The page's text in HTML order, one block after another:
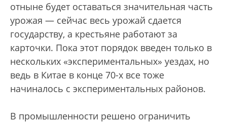
отныне будет оставаться значительная часть
урожая — сейчас весь урожай сдается
государству, а крестьяне работают за
карточки. Пока этот порядок введен только в
нескольких «экспериментальных» уездах, но
ведь в Китае в конце 70-х все тоже
начиналось с экспериментальных районов.
В промышленности решено ограничить